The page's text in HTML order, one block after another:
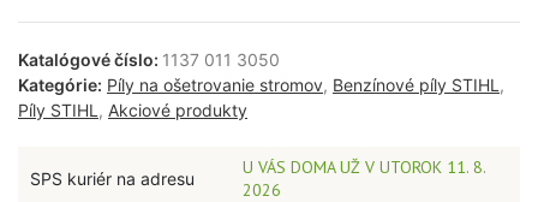
Katalógové číslo: 1137 011 3050
Kategórie: Píly na ošetrovanie stromov, Benzínové píly STIHL ,
Píly STIHL , Akciové produkty
SPS kuriér na adresu
U VÁS DOMA UŽ V UTOROK 11. 8.
2026